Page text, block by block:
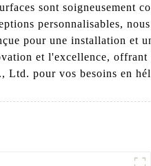
sont soigneusement
personnalisables,
pour une installation et
et l'excellence,
pour vos besoins en